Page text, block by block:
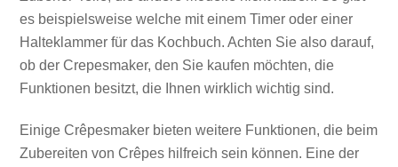
es beispielsweise welche mit einem Timer oder einer
Halteklammer für das Kochbuch. Achten Sie also darauf,
ob der Crepesmaker, den Sie kaufen möchten, die
Funktionen besitzt, die Ihnen wirklich wichtig sind.
Einige Crêpesmaker bieten weitere Funktionen, die beim
Zubereiten von Crêpes hilfreich sein können. Eine der